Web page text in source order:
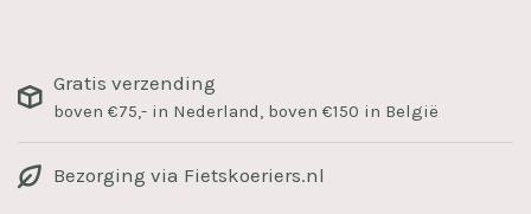
Gratis verzending
boven €75,- in Nederland, boven €150 in België
Bezorging via Fietskoeriers.nl